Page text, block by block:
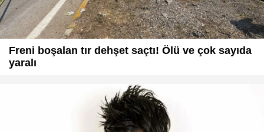
Freni boşalan tır dehşet saçtı! Ölü ve çok sayıda
yaralı